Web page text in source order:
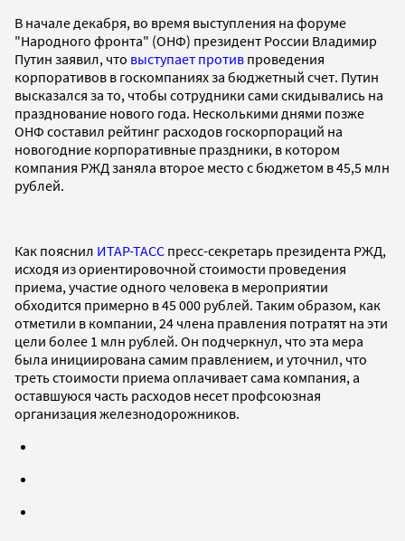
В начале декабря, во время выступления на форуме
"Народного фронта" (ОНФ) президент России Владимир
Путин заявил, что выступает против проведения
корпоративов в госкомпаниях за бюджетный счет. Путин
высказался за то, чтобы сотрудники сами скидывались на
празднование нового года. Несколькими днями позже
ОНФ составил рейтинг расходов госкорпораций на
новогодние корпоративные праздники, в котором
компания РЖД заняла второе место с бюджетом в 45,5 млн
рублей.
Как пояснил ИТАР-ТАСС пресс-секретарь президента РЖД,
исходя из ориентировочной стоимости проведения
приема, участие одного человека в мероприятии
обходится примерно в 45 000 рублей. Таким образом, как
отметили в компании, 24 члена правления потратят на эти
цели более 1 млн рублей. Он подчеркнул, что эта мера
была инициирована самим правлением, и уточнил, что
треть стоимости приема оплачивает сама компания, а
оставшуюся часть расходов несет профсоюзная
организация железнодорожников.